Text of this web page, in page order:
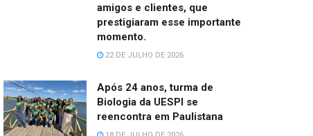
amigos e clientes, que
prestigiaram esse importante
momento.
22 DE JULHO DE 2026
Após 24 anos, turma de
Biologia da UESPI se
reencontra em Paulistana